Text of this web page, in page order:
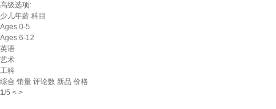
高级选项:
少儿年龄 科目
Ages 0-5
Ages 6-12
英语
艺术
工科
综合 销量 评论数 新品 价格
1/5 < >